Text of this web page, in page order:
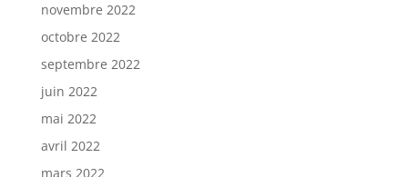
novembre 2022
octobre 2022
septembre 2022
juin 2022
mai 2022
avril 2022
mars 2022